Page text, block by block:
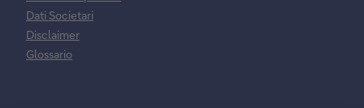
Dati Societari
Disclaimer
Glossario